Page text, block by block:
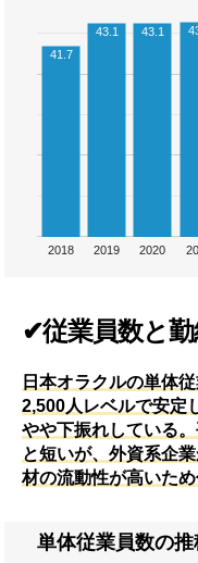
2018 2019 2020
41.7
43.1 43.1
✔従業員数と
日本オラクルの単体
2,500人レベルで安定
やや下振れしている
と短いが、外資系企
材の流動性が高いため
単体従業員数の推